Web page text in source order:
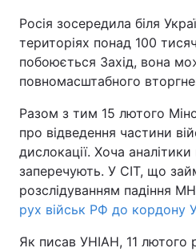
Росія зосередила біля
територіях понад 100
побоюється Захід, вона
повномасштабного
Разом з тим 15 лютого
про відведення частини
дислокації. Хоча
заперечують. У CIT, що
розслідуванням падіння
рух військ РФ до кордону
Як писав УНІАН, 11 лютого